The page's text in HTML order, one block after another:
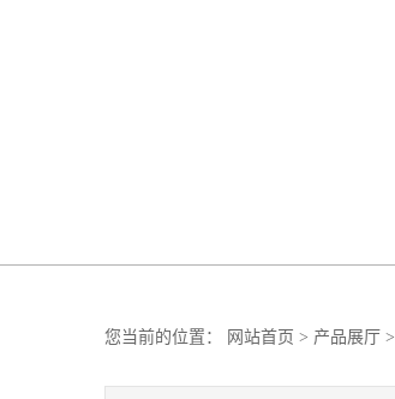
您当前的位置： 网站首页 > 产品展厅 >